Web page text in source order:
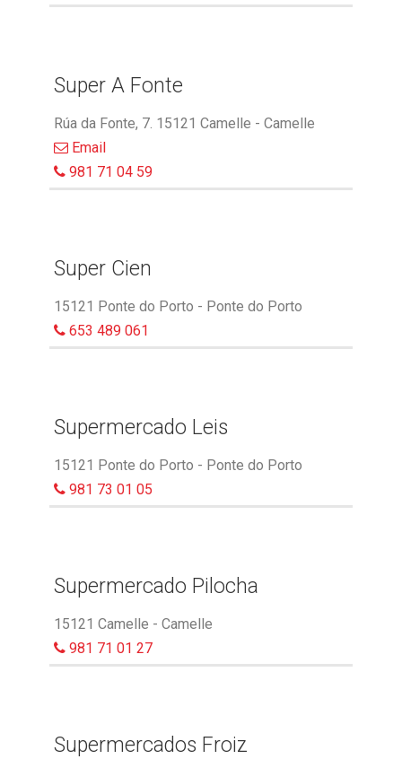
Super A Fonte
Rúa da Fonte, 7. 15121 Camelle - Camelle
Email
981 71 04 59
Super Cien
15121 Ponte do Porto - Ponte do Porto
653 489 061
Supermercado Leis
15121 Ponte do Porto - Ponte do Porto
981 73 01 05
Supermercado Pilocha
15121 Camelle - Camelle
981 71 01 27
Supermercados Froiz